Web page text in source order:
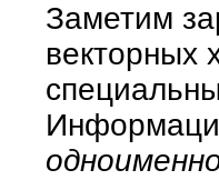
Заметим
векторных